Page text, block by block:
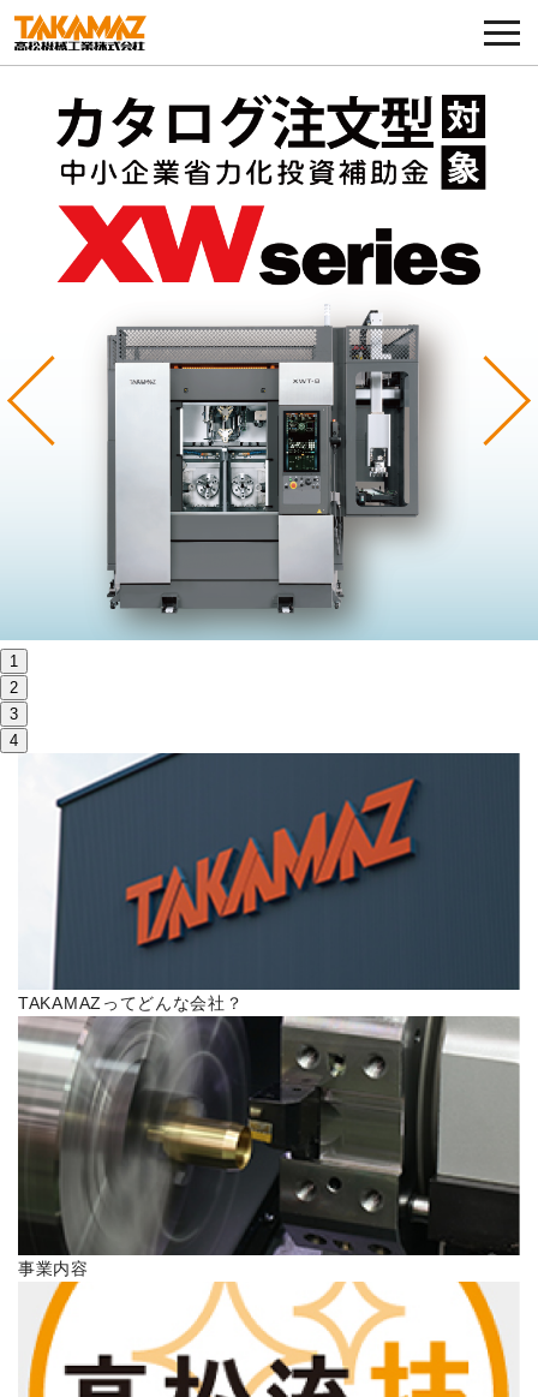
各種お問い合わせ・部品注文
採用に関してはこちらから
企業情報
展示会・イベント
コラム
製品ラインナップ
サステナビリティ
お問い合わせ
高松流技
ご利用に際して
当社のセキュリティへの取り組み
プライバシーポリシー
ENGLISH
Previous
1
2
3
4
TAKAMAZってどんな会社？
事業内容